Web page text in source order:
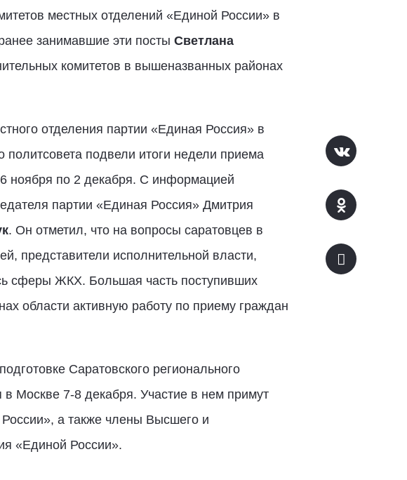
местных отделений «Единой России» в
занимавшие эти посты Светлана
комитетов в вышеназванных районах
отделения партии «Единая Россия» в
подвели итоги недели приема
ноября по 2 декабря. С информацией
партии «Единая Россия» Дмитрия
. Он отметил, что на вопросы саратовцев в
представители исполнительной власти,
сферы ЖКХ. Большая часть поступивших
области активную работу по приему граждан
Саратовского регионального
Москве 7-8 декабря. Участие в нем примут
а также члены Высшего и
«Единой России».